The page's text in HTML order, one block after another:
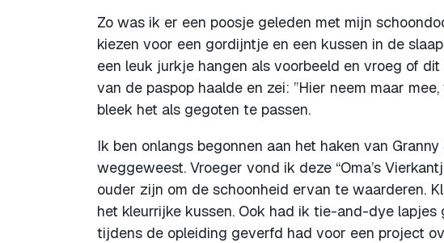
Zo was ik er een poosje geleden met mijn
kiezen voor een gordijntje en een kussen in de
een leuk jurkje hangen als voorbeeld en vroeg of
van de paspop haalde en zei: ”Hier neem maar
bleek het als gegoten te passen.
Ik ben onlangs begonnen aan het haken van
weggeweest. Vroeger vond ik deze “Oma’s
ouder zijn om de schoonheid ervan te waarderen.
het kleurrijke kussen. Ook had ik tie-and-dye
tijdens de opleiding geverfd had voor een project